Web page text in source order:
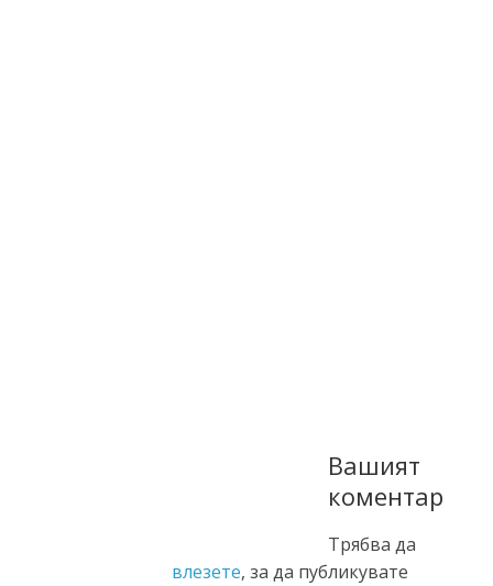
Вашият
коментар
Трябва да
влезете, за да публикувате